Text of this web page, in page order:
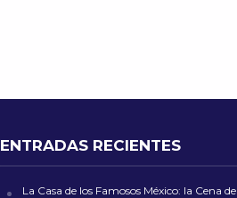
ENTRADAS RECIENTES
La Casa de los Famosos México: la Cena de